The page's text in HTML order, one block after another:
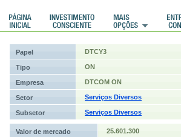
Papel DTCY3
Tipo ON
Empresa DTCOM ON
Setor Serviços Diversos
Subsetor Serviços Diversos
Valor de mercado 25.601.300